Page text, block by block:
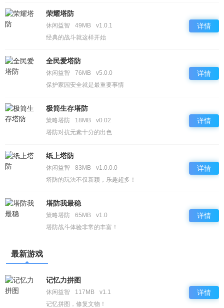
荣耀塔防
休闲益智 49MB
v1.0.1
经典的战斗就这样开始
详情
全民爱塔防
休闲益智 76MB
v5.0.0
保护家园安全就是最重要事情
详情
极简生存塔防
策略塔防 18MB
v0.02
塔防对抗元素十分的出色
详情
纸上塔防
休闲益智 83MB
v1.0.0.0
塔防的玩法不仅新颖，乐趣超多！
详情
塔防我最稳
策略塔防 65MB
v1.0
塔防战斗体验非常的丰富！
详情
最新游戏
记忆力拼图
休闲益智 117MB
v1.1
记忆拼图，修复文物！
详情